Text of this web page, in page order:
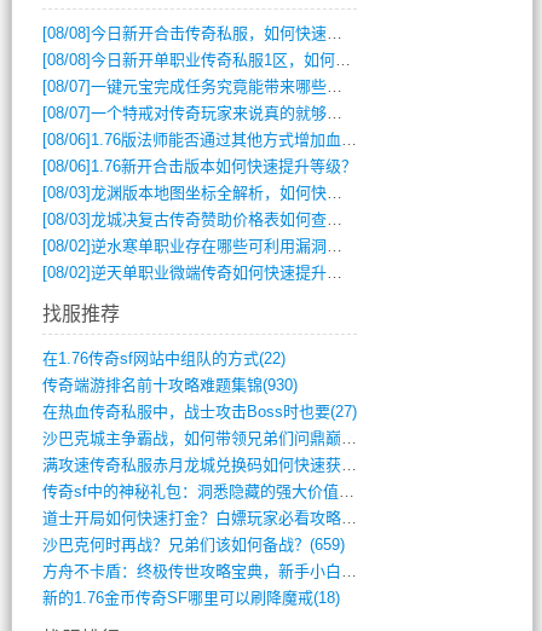
[08/08]今日新开合击传奇私服，如何快速提升角色战力？
[08/08]今日新开单职业传奇私服1区，如何快速升级与获取顶级装备？
[08/07]一键元宝完成任务究竟能带来哪些超值优势？
[08/07]一个特戒对传奇玩家来说真的就够用了吗？
[08/06] 1.76版法师能否通过其他方式增加血量？
[08/06] 1.76新开合击版本如何快速提升等级？
[08/03]龙渊版本地图坐标全解析，如何快速定位BOSS位置？
[08/03]龙城决复古传奇赞助价格表如何查询？
[08/02]逆水寒单职业存在哪些可利用漏洞？如何快速提升战力？
[08/02]逆天单职业微端传奇如何快速提升战力？新手必看攻略
找服推荐
在1.76传奇sf网站中组队的方式(22)
传奇端游排名前十攻略难题集锦(930)
在热血传奇私服中，战士攻击Boss时也要(27)
沙巴克城主争霸战，如何带领兄弟们问鼎巅峰(565)
满攻速传奇私服赤月龙城兑换码如何快速获取(676)
传奇sf中的神秘礼包：洞悉隐藏的强大价值(427)
道士开局如何快速打金？白嫖玩家必看攻略(5)
沙巴克何时再战？兄弟们该如何备战？(659)
方舟不卡盾：终极传世攻略宝典，新手小白逆(495)
新的1.76金币传奇SF哪里可以刷降魔戒(18)